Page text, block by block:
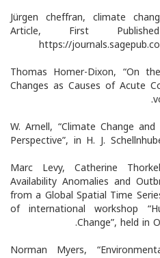
3 Jürgen cheffran, climate
Article, First
https://
4 Thomas Homer-Dixon, “On
Changes as Causes of Acute
6 W. Arnell, “Climate Change
Perspective”, in H. J.
7 Marc Levy, Catherine
Availability Anomalies and
from a Global Spatial Time
of international workshop
Change”, held in
9 Norman Myers,